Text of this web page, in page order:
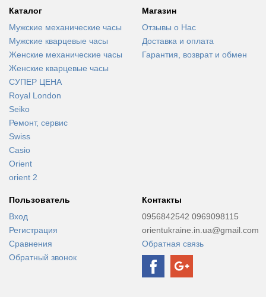
Каталог
Мужские механические часы
Мужские кварцевые часы
Женские механические часы
Женские кварцевые часы
СУПЕР ЦЕНА
Royal London
Seiko
Ремонт, сервис
Swiss
Casio
Orient
orient 2
Магазин
Отзывы о Нас
Доставка и оплата
Гарантия, возврат и обмен
Пользователь
Вход
Регистрация
Сравнения
Обратный звонок
Контакты
0956842542 0969098115
orientukraine.in.ua@gmail.com
Обратная связь